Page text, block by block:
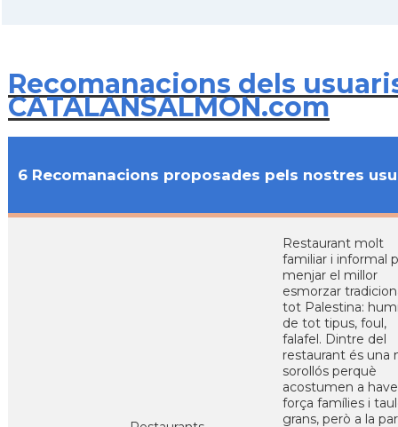
Recomanacions dels
CATALANSALMON.com
6 Recomanacions proposades pels nostres
Restaurant molt
familiar i informal
menjar el millor
esmorzar
tot Palestina:
de tot tipus, foul,
falafel. Dintre del
restaurant és una
sorollós perquè
acostumen a
força famílies i
grans, però a la